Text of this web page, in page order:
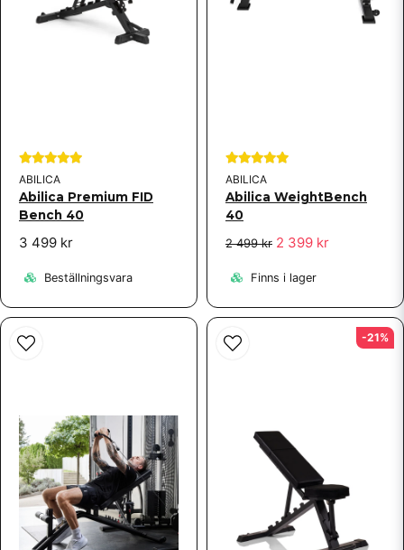
ABILICA
Abilica Premium FID
Bench 40
3 499 kr
Beställningsvara
ABILICA
Abilica WeightBench
40
2 499 kr 2 399 kr
Finns i lager
-21%